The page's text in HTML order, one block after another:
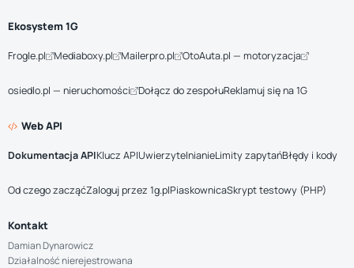
Ekosystem 1G
Frogle.pl Mediaboxy.pl Mailerpro.pl OtoAuta.pl — motoryzacja
osiedlo.pl — nieruchomości Dołącz do zespołuReklamuj się na 1G
Web API
Dokumentacja APIKlucz APIUwierzytelnianieLimity zapytańBłędy i kody
Od czego zacząćZaloguj przez 1g.plPiaskownicaSkrypt testowy (PHP)
Kontakt
Damian Dynarowicz
Działalność nierejestrowana